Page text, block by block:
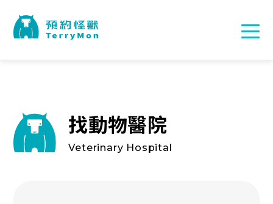
找動物醫院
Veterinary Hospital